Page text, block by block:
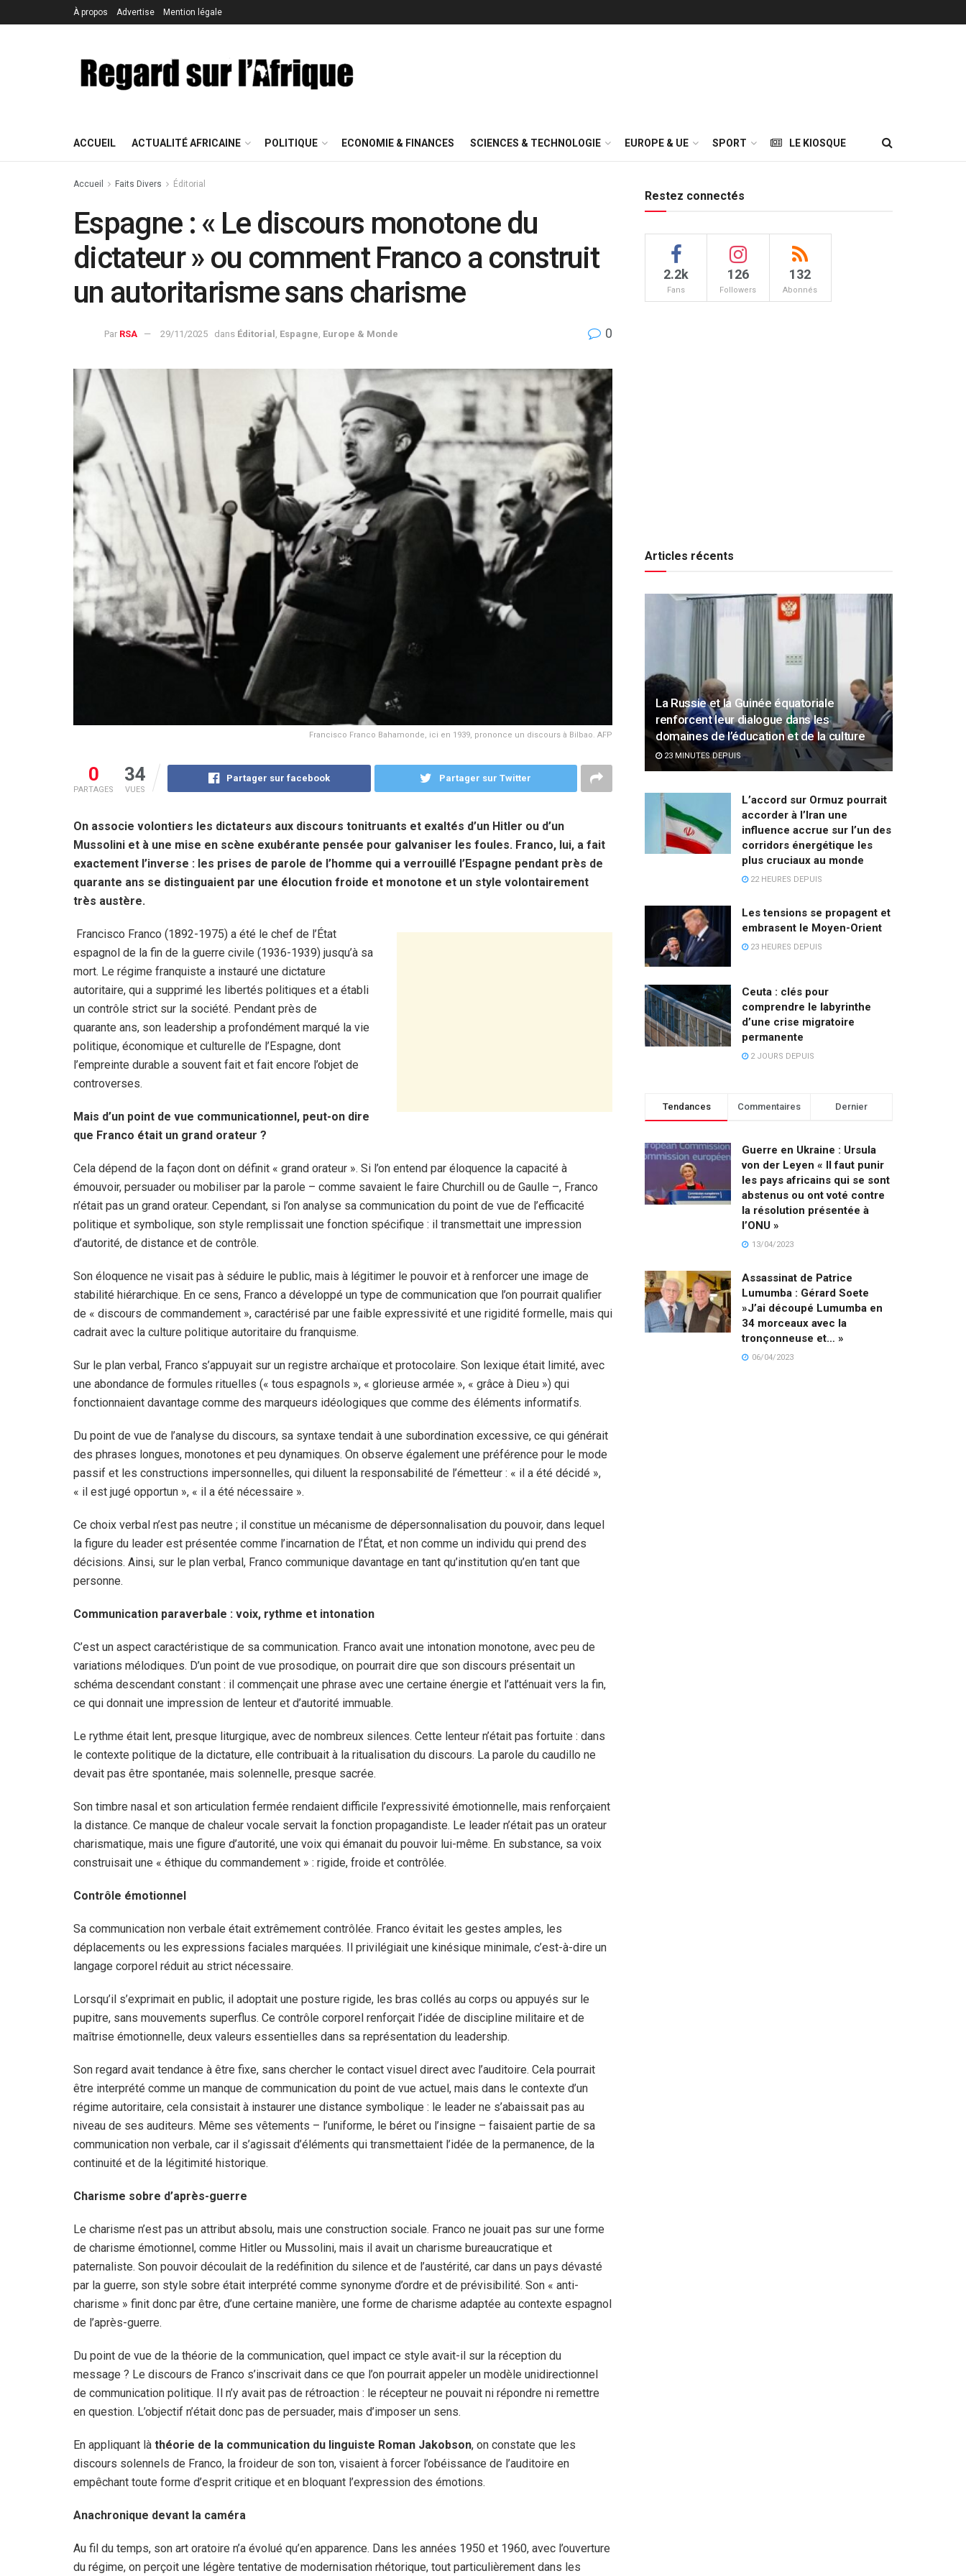
À propos Advertise Mention légale
ACCUEIL ACTUALITÉ AFRICAINE POLITIQUE ECONOMIE & FINANCES SCIENCES & TECHNOLOGIE EUROPE & UE SPORT LE KIOSQUE
Accueil Faits Divers Éditorial
Espagne : « Le discours monotone du
dictateur » ou comment Franco a construit
un autoritarisme sans charisme
Par RSA 29/11/2025 dans Éditorial Espagne Europe & Monde 0
Francisco Franco Bahamonde​​, ici en 1939, prononce un discours à Bilbao. AFP
0
PARTAGES
34
VUES
Partager sur facebook Partager sur Twitter
On associe volontiers les dictateurs aux discours tonitruants et exaltés d’un Hitler ou d’un
Mussolini et à une mise en scène exubérante pensée pour galvaniser les foules. Franco, lui, a fait
exactement l’inverse : les prises de parole de l’homme qui a verrouillé l’Espagne pendant près de
quarante ans se distinguaient par une élocution froide et monotone et un style volontairement
très austère.
Francisco Franco (1892-1975) a été le chef de l’État
espagnol de la fin de la guerre civile (1936-1939) jusqu’à sa
mort. Le régime franquiste a instauré une dictature
autoritaire, qui a supprimé les libertés politiques et a établi
un contrôle strict sur la société. Pendant près de
quarante ans, son leadership a profondément marqué la vie
politique, économique et culturelle de l’Espagne, dont
l’empreinte durable a souvent fait et fait encore l’objet de
controverses.
Mais d’un point de vue communicationnel, peut-on dire
que Franco était un grand orateur ?
Cela dépend de la façon dont on définit « grand orateur ». Si l’on entend par éloquence la capacité à
émouvoir, persuader ou mobiliser par la parole – comme savaient le faire Churchill ou de Gaulle –, Franco
n’était pas un grand orateur. Cependant, si l’on analyse sa communication du point de vue de l’efficacité
politique et symbolique, son style remplissait une fonction spécifique : il transmettait une impression
d’autorité, de distance et de contrôle.
Son éloquence ne visait pas à séduire le public, mais à légitimer le pouvoir et à renforcer une image de
stabilité hiérarchique. En ce sens, Franco a développé un type de communication que l’on pourrait qualifier
de « discours de commandement », caractérisé par une faible expressivité et une rigidité formelle, mais qui
cadrait avec la culture politique autoritaire du franquisme.
Sur le plan verbal, Franco s’appuyait sur un registre archaïque et protocolaire. Son lexique était limité, avec
une abondance de formules rituelles (« tous espagnols », « glorieuse armée », « grâce à Dieu ») qui
fonctionnaient davantage comme des marqueurs idéologiques que comme des éléments informatifs.
Du point de vue de l’analyse du discours, sa syntaxe tendait à une subordination excessive, ce qui générait
des phrases longues, monotones et peu dynamiques. On observe également une préférence pour le mode
passif et les constructions impersonnelles, qui diluent la responsabilité de l’émetteur : « il a été décidé »,
« il est jugé opportun », « il a été nécessaire ».
Ce choix verbal n’est pas neutre ; il constitue un mécanisme de dépersonnalisation du pouvoir, dans lequel
la figure du leader est présentée comme l’incarnation de l’État, et non comme un individu qui prend des
décisions. Ainsi, sur le plan verbal, Franco communique davantage en tant qu’institution qu’en tant que
personne.
Communication paraverbale : voix, rythme et intonation
C’est un aspect caractéristique de sa communication. Franco avait une intonation monotone, avec peu de
variations mélodiques. D’un point de vue prosodique, on pourrait dire que son discours présentait un
schéma descendant constant : il commençait une phrase avec une certaine énergie et l’atténuait vers la fin,
ce qui donnait une impression de lenteur et d’autorité immuable.
Le rythme était lent, presque liturgique, avec de nombreux silences. Cette lenteur n’était pas fortuite : dans
le contexte politique de la dictature, elle contribuait à la ritualisation du discours. La parole du caudillo ne
devait pas être spontanée, mais solennelle, presque sacrée.
Son timbre nasal et son articulation fermée rendaient difficile l’expressivité émotionnelle, mais renforçaient
la distance. Ce manque de chaleur vocale servait la fonction propagandiste. Le leader n’était pas un orateur
charismatique, mais une figure d’autorité, une voix qui émanait du pouvoir lui-même. En substance, sa voix
construisait une « éthique du commandement » : rigide, froide et contrôlée.
Contrôle émotionnel
Sa communication non verbale était extrêmement contrôlée. Franco évitait les gestes amples, les
déplacements ou les expressions faciales marquées. Il privilégiait une kinésique minimale, c’est-à-dire un
langage corporel réduit au strict nécessaire.
Lorsqu’il s’exprimait en public, il adoptait une posture rigide, les bras collés au corps ou appuyés sur le
pupitre, sans mouvements superflus. Ce contrôle corporel renforçait l’idée de discipline militaire et de
maîtrise émotionnelle, deux valeurs essentielles dans sa représentation du leadership.
Son regard avait tendance à être fixe, sans chercher le contact visuel direct avec l’auditoire. Cela pourrait
être interprété comme un manque de communication du point de vue actuel, mais dans le contexte d’un
régime autoritaire, cela consistait à instaurer une distance symbolique : le leader ne s’abaissait pas au
niveau de ses auditeurs. Même ses vêtements – l’uniforme, le béret ou l’insigne – faisaient partie de sa
communication non verbale, car il s’agissait d’éléments qui transmettaient l’idée de la permanence, de la
continuité et de la légitimité historique.
Charisme sobre d’après-guerre
Le charisme n’est pas un attribut absolu, mais une construction sociale. Franco ne jouait pas sur une forme
de charisme émotionnel, comme Hitler ou Mussolini, mais il avait un charisme bureaucratique et
paternaliste. Son pouvoir découlait de la redéfinition du silence et de l’austérité, car dans un pays dévasté
par la guerre, son style sobre était interprété comme synonyme d’ordre et de prévisibilité. Son « anti-
charisme » finit donc par être, d’une certaine manière, une forme de charisme adaptée au contexte espagnol
de l’après-guerre.
Du point de vue de la théorie de la communication, quel impact ce style avait-il sur la réception du
message ? Le discours de Franco s’inscrivait dans ce que l’on pourrait appeler un modèle unidirectionnel
de communication politique. Il n’y avait pas de rétroaction : le récepteur ne pouvait ni répondre ni remettre
en question. L’objectif n’était donc pas de persuader, mais d’imposer un sens.
En appliquant là théorie de la communication du linguiste Roman Jakobson, on constate que les
discours solennels de Franco, la froideur de son ton, visaient à forcer l’obéissance de l’auditoire en
empêchant toute forme d’esprit critique et en bloquant l’expression des émotions.
Anachronique devant la caméra
Au fil du temps, son art oratoire n’a évolué qu’en apparence. Dans les années 1950 et 1960, avec l’ouverture
du régime, on perçoit une légère tentative de modernisation rhétorique, tout particulièrement dans les
Restez connectés
2.2k
Fans
126
Followers
132
Abonnés
Articles récents
La Russie et la Guinée équatoriale
renforcent leur dialogue dans les
domaines de l’éducation et de la culture
23 MINUTES DEPUIS
L’accord sur Ormuz pourrait
accorder à l’Iran une
influence accrue sur l’un des
corridors énergétique les
plus cruciaux au monde
22 HEURES DEPUIS
Les tensions se propagent et
embrasent le Moyen-Orient
23 HEURES DEPUIS
Ceuta : clés pour
comprendre le labyrinthe
d’une crise migratoire
permanente
2 JOURS DEPUIS
Tendances Commentaires Dernier
Guerre en Ukraine : Ursula
von der Leyen « Il faut punir
les pays africains qui se sont
abstenus ou ont voté contre
la résolution présentée à
l’ONU »
13/04/2023
Assassinat de Patrice
Lumumba : Gérard Soete
»J’ai découpé Lumumba en
34 morceaux avec la
tronçonneuse et… »
06/04/2023